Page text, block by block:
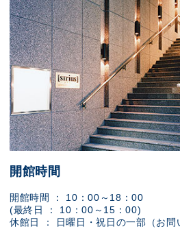
開館時間
開館時間 ： 10：00～18：00
(最終日 ： 10：00～15：00)
休館日 ： 日曜日・祝日の一部（お問